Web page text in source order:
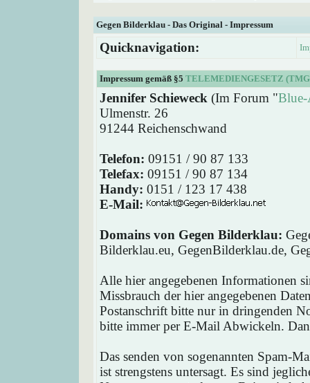
Gegen Bilderklau - Das Original - Impressum
Quicknavigation:
Impressum gemäß §5 TELEMEDIENGESETZ
Jennifer Schieweck (Im Forum "
Ulmenstr. 26
91244 Reichenschwand
Telefon: 09151 / 90 87 133
Telefax: 09151 / 90 87 134
Handy: 0151 / 123 17 438
E-Mail:
Domains von Gegen Bilderklau:
Bilderklau.eu, GegenBilderklau.de,
Alle hier angegebenen Informationen
Missbrauch der hier angegebenen
Postanschrift bitte nur in dringenden
bitte immer per E-Mail Abwickeln.
Das senden von sogenannten Spam-
ist strengstens untersagt. Es sind